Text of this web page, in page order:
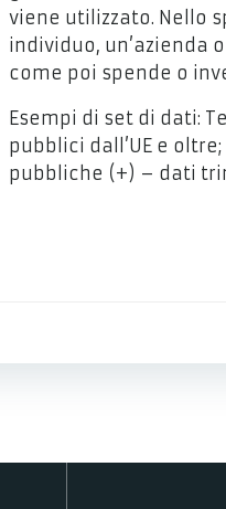
viene utilizzato. Nello
individuo, un’azienda
come poi spende o
Esempi di set di dati:
pubblici dall’UE e
pubbliche (+) – dati